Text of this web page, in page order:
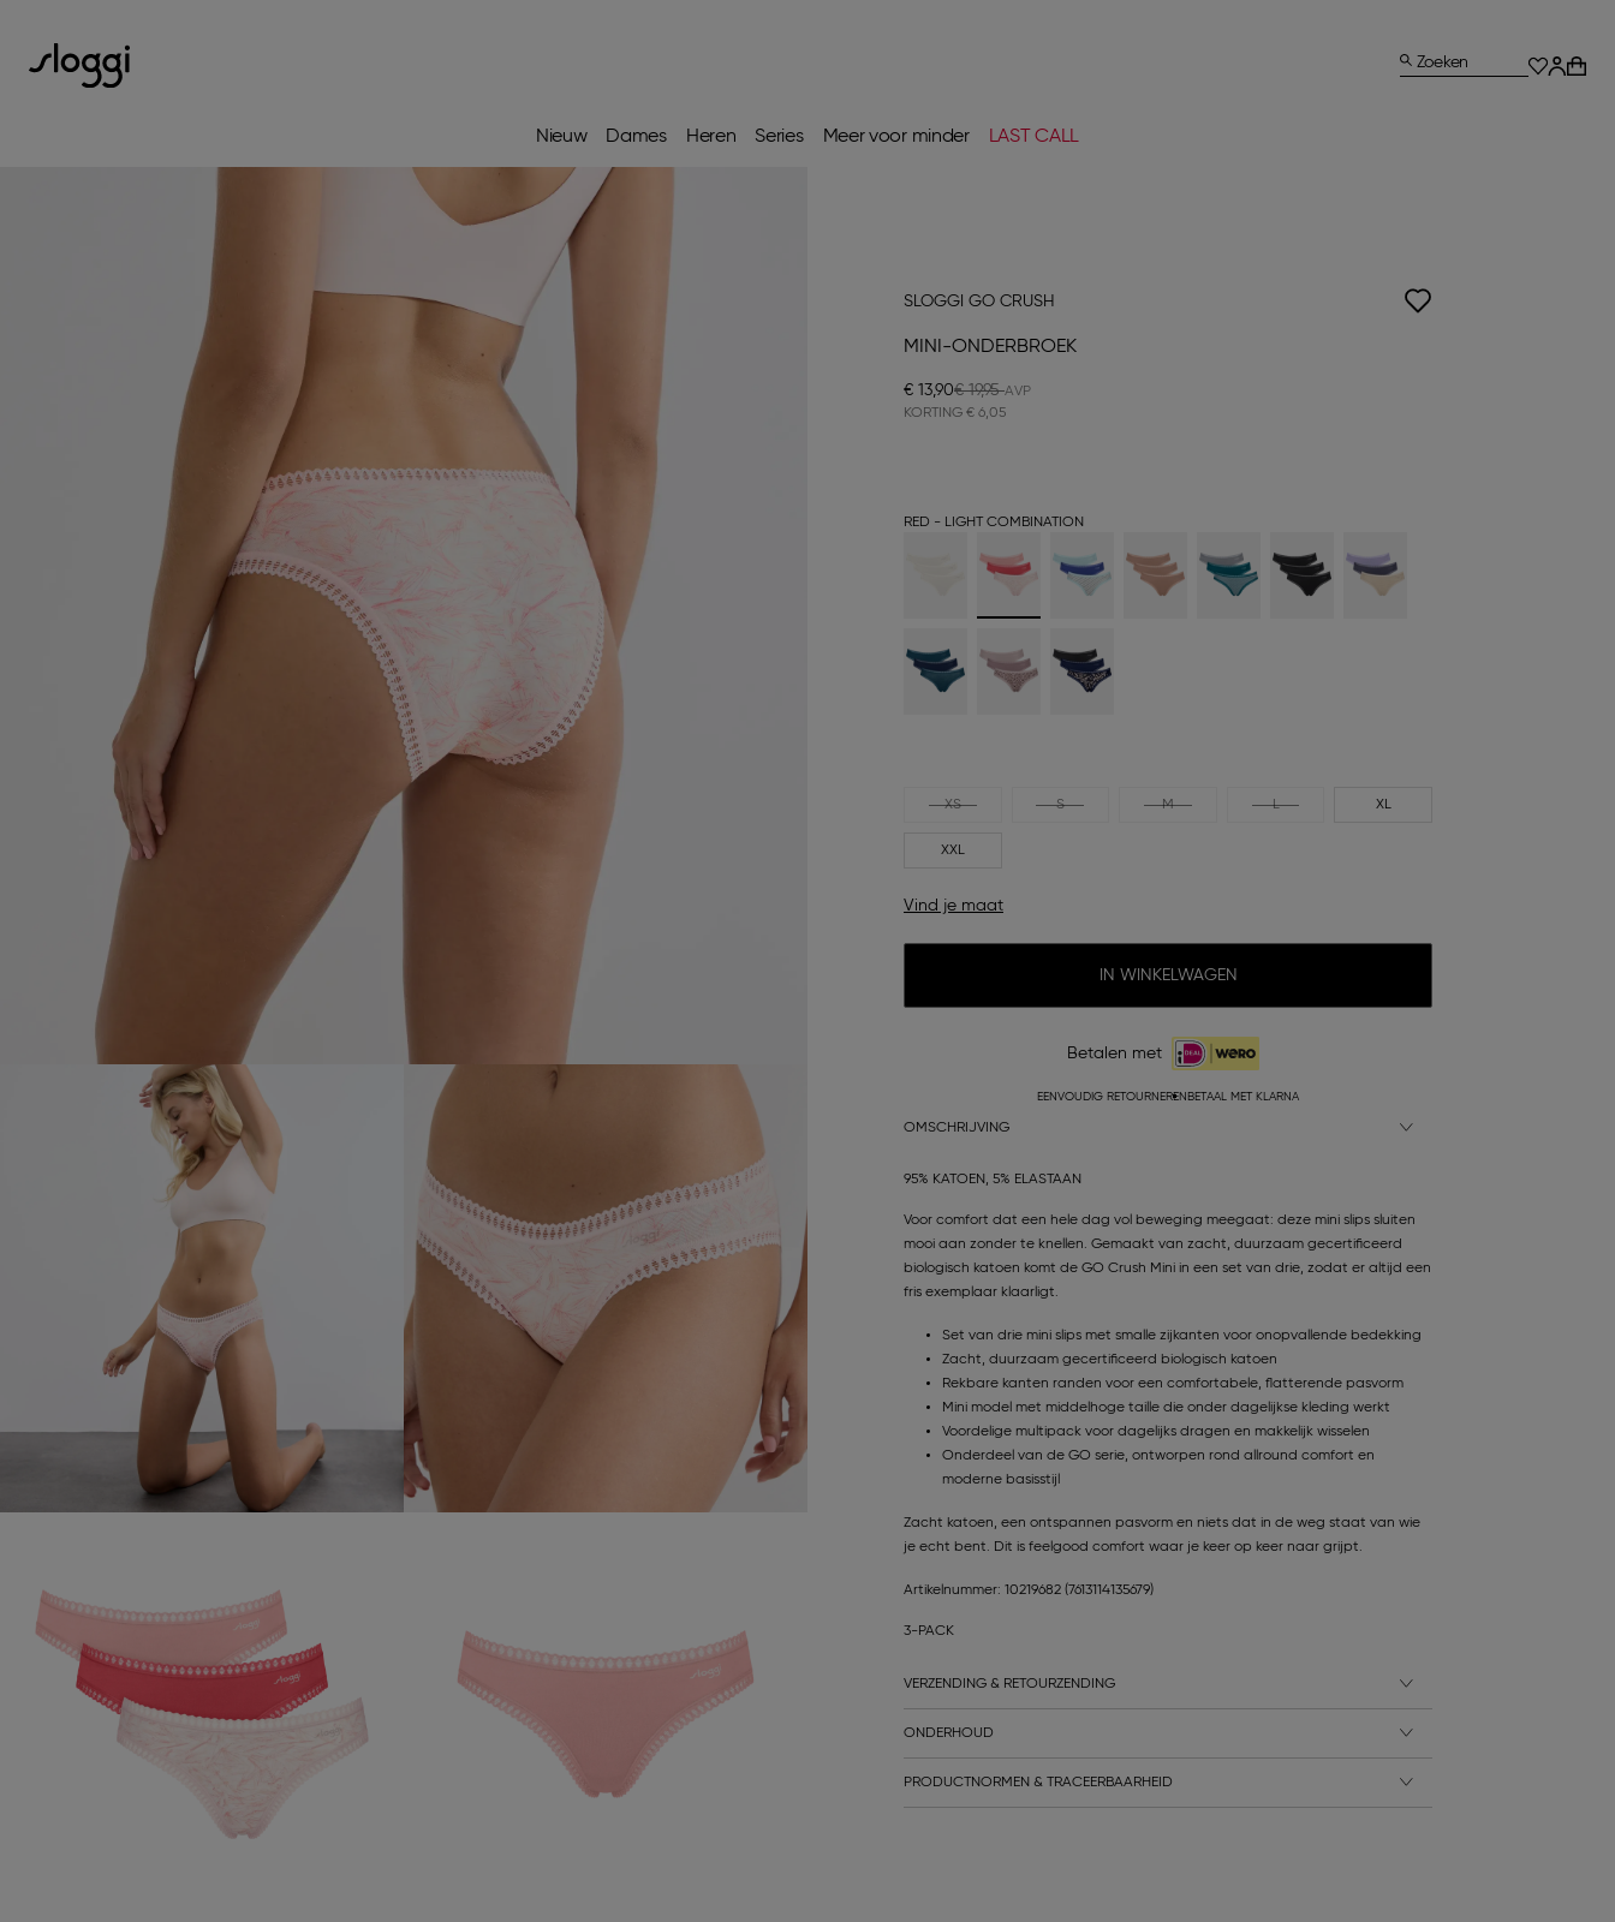
Nieuw Dames Heren Series Meer voor minder LAST CALL
Zoeken
SLOGGI GO CRUSH
MINI-ONDERBROEK
€ 13,90€ 19,95
KORTING € 6,05
RED - LIGHT COMBINATION
XS S M L XL
XXL
Vind je maat
IN WINKELWAGEN
Betalen met
EENVOUDIG RETOURNEREN BETAAL MET KLARNA
OMSCHRIJVING
95% KATOEN, 5% ELASTAAN
Voor comfort dat een hele dag vol beweging meegaat: deze mini slips sluiten
mooi aan zonder te knellen. Gemaakt van zacht, duurzaam gecertificeerd
biologisch katoen komt de GO Crush Mini in een set van drie, zodat er altijd een
fris exemplaar klaarligt.
Set van drie mini slips met smalle zijkanten voor onopvallende bedekking
Zacht, duurzaam gecertificeerd biologisch katoen
Rekbare kanten randen voor een comfortabele, flatterende pasvorm
Mini model met middelhoge taille die onder dagelijkse kleding werkt
Voordelige multipack voor dagelijks dragen en makkelijk wisselen
Onderdeel van de GO serie, ontworpen rond allround comfort en
moderne basisstijl
Zacht katoen, een ontspannen pasvorm en niets dat in de weg staat van wie
je echt bent. Dit is feelgood comfort waar je keer op keer naar grijpt.
Artikelnummer: 10219682 (7613114135679)
3-PACK
VERZENDING & RETOURZENDING
ONDERHOUD
PRODUCTNORMEN & TRACEERBAARHEID